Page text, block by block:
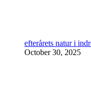
efterårets natur i
October 30, 2025